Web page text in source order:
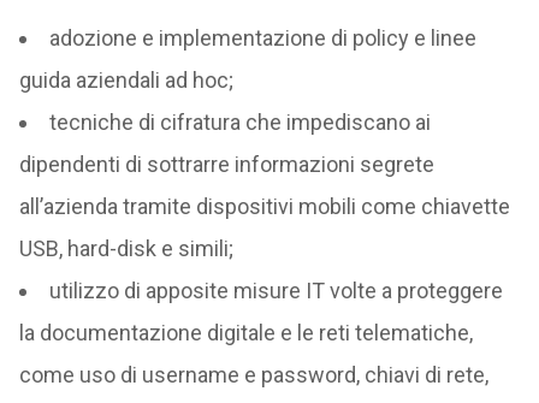
adozione e implementazione di policy e linee
guida aziendali ad hoc;
tecniche di cifratura che impediscano ai
dipendenti di sottrarre informazioni segrete
all’azienda tramite dispositivi mobili come chiavette
USB, hard-disk e simili;
utilizzo di apposite misure IT volte a proteggere
la documentazione digitale e le reti telematiche,
come uso di username e password, chiavi di rete,